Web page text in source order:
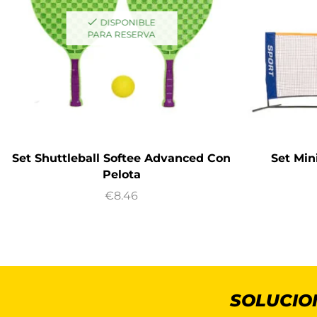
DISPONIBLE
PARA RESERVA
Set Shuttleball Softee Advanced Con
Pelota
€8.46
Set